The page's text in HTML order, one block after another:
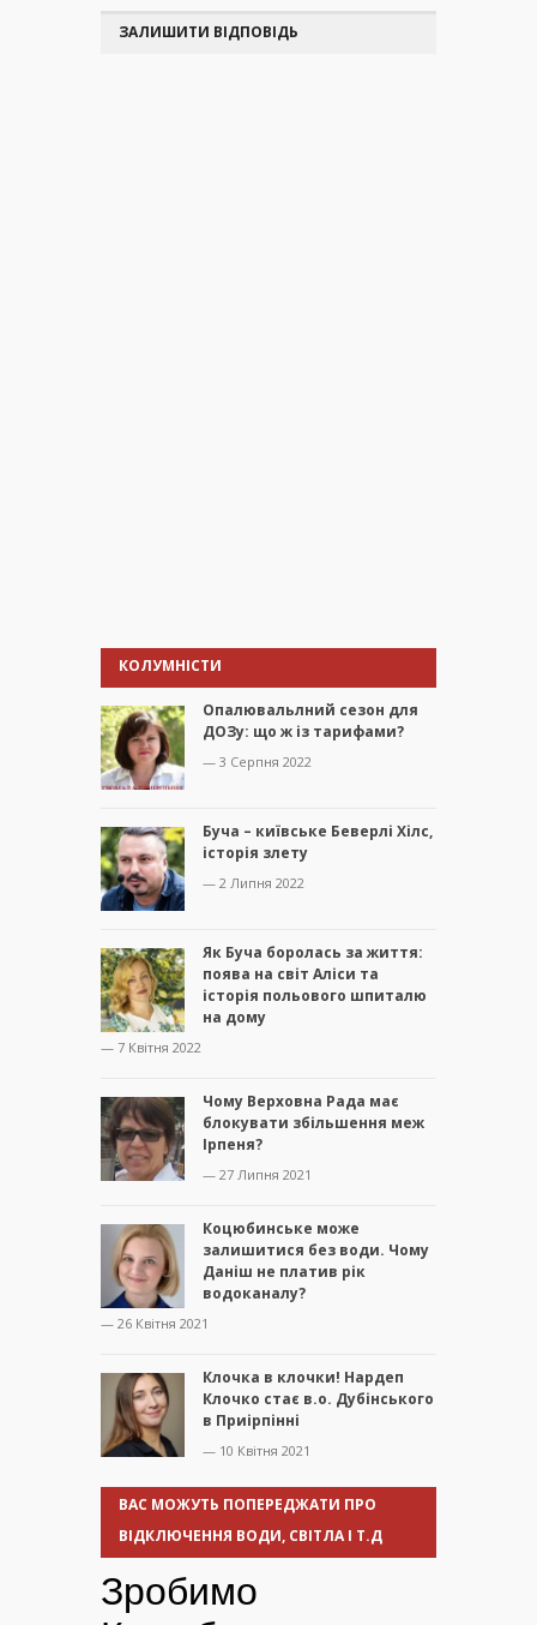
ЗАЛИШИТИ ВІДПОВІДЬ
КОЛУМНІСТИ
Опалювальлний сезон для
ДОЗу: що ж із тарифами?
— 3 Серпня 2022
Буча – київське Беверлі Хілс,
історія злету
— 2 Липня 2022
Як Буча боролась за життя:
поява на світ Аліси та
історія польового шпиталю
на дому
— 7 Квітня 2022
Чому Верховна Рада має
блокувати збільшення меж
Ірпеня?
— 27 Липня 2021
Коцюбинське може
залишитися без води. Чому
Даніш не платив рік
водоканалу?
— 26 Квітня 2021
Клочка в клочки! Нардеп
Клочко стає в.о. Дубінського
в Приірпінні
— 10 Квітня 2021
ВАС МОЖУТЬ ПОПЕРЕДЖАТИ ПРО
ВІДКЛЮЧЕННЯ ВОДИ, СВІТЛА І Т.Д